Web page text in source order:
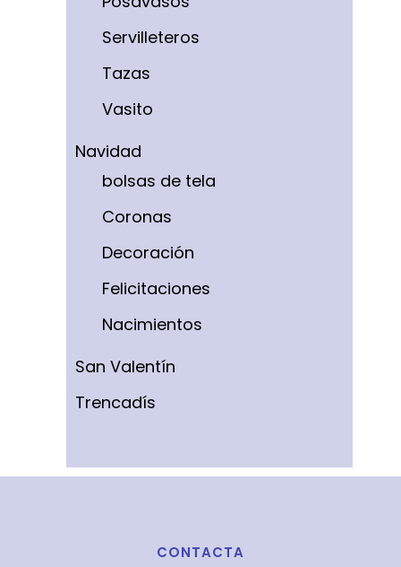
Servilleteros
Tazas
Vasito
Navidad
bolsas de tela
Coronas
Decoración
Felicitaciones
Nacimientos
San Valentín
Trencadís
CONTACTA